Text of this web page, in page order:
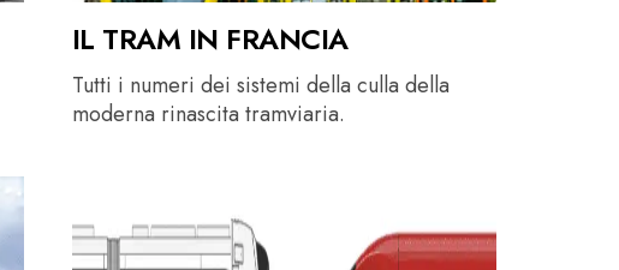
IL TRAM IN FRANCIA
Tutti i numeri dei sistemi della culla della
moderna rinascita tramviaria.